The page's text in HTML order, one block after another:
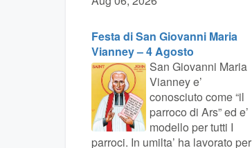
Festa di San Giovanni Maria
Vianney – 4 Agosto
San Giovanni Maria
Vianney e’
conosciuto come “il
parroco di Ars” ed e’
modello per tutti I
parroci. In umilta’ ha lavorato per